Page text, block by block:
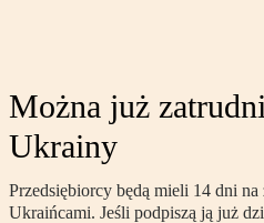
Można już
Ukrainy
Przedsiębiorcy będą mieli 14 dni na
Ukraińcami. Jeśli podpiszą ją już